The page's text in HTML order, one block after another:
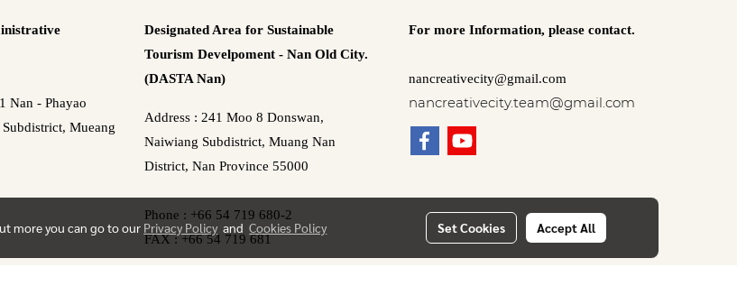
Nan - Phayao
Mueang
Designated Area for Sustainable
Tourism Develpoment - Nan Old City.
(DASTA Nan)
Address : 241 Moo 8 Donswan,
Naiwiang Subdistrict, Muang Nan
District, Nan Province 55000
Phone : +66 54 719 680-2
FAX : +66 54 719 681
For more Information, please contact.
nancreativecity@gmail.com
nancreativecity.team@gmail.com
more you can go to our Privacy Policy andCookies Policy Set Cookies Accept All